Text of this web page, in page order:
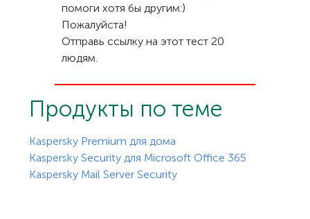
помоги хотя бы другим:)
Пожалуйста!
Отправь ссылку на этот тест 20
людям.
Продукты по теме
Kaspersky Premium для дома
Kaspersky Security для Microsoft Office 365
Kaspersky Mail Server Security